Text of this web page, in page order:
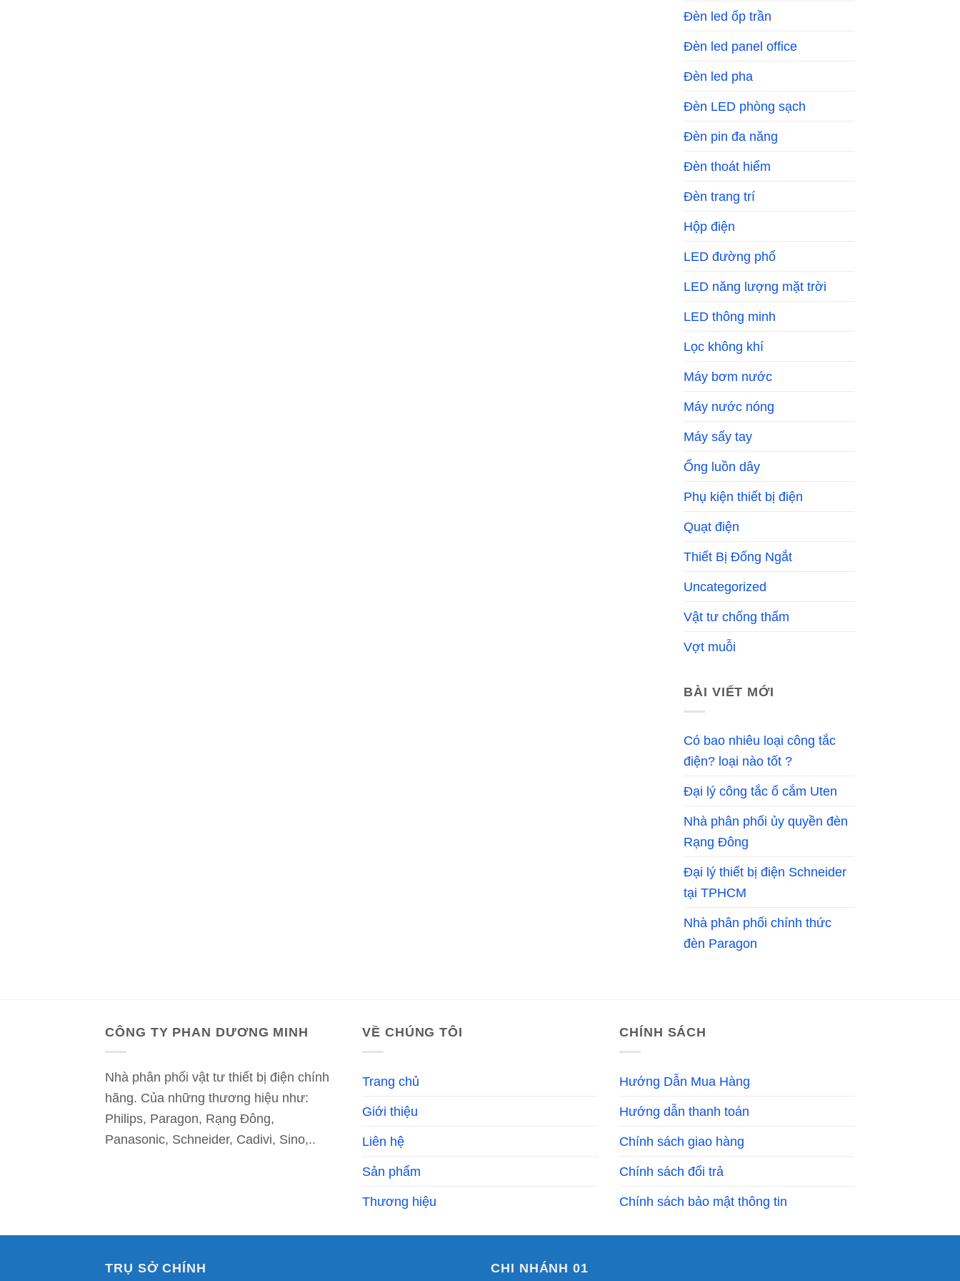
Đèn led ốp trần
Đèn led panel office
Đèn led pha
Đèn LED phòng sạch
Đèn pin đa năng
Đèn thoát hiểm
Đèn trang trí
Hộp điện
LED đường phố
LED năng lượng mặt trời
LED thông minh
Lọc không khí
Máy bơm nước
Máy nước nóng
Máy sấy tay
Ống luồn dây
Phụ kiện thiết bị điện
Quạt điện
Thiết Bị Đống Ngắt
Uncategorized
Vật tư chống thấm
Vợt muỗi
BÀI VIẾT MỚI
Có bao nhiêu loại công tắc
điện? loại nào tốt ?
Đại lý công tắc ổ cắm Uten
Nhà phân phối ủy quyền đèn
Rạng Đông
Đại lý thiết bị điện Schneider
tại TPHCM
Nhà phân phối chính thức
đèn Paragon
CÔNG TY PHAN DƯƠNG MINH
Nhà phân phối vật tư thiết bị điện chính
hãng. Của những thương hiệu như:
Philips, Paragon, Rạng Đông,
Panasonic, Schneider, Cadivi, Sino,..
VỀ CHÚNG TÔI
Trang chủ
Giới thiệu
Liên hệ
Sản phẩm
Thương hiệu
CHÍNH SÁCH
Hướng Dẫn Mua Hàng
Hướng dẫn thanh toán
Chính sách giao hàng
Chính sách đổi trả
Chính sách bảo mật thông tin
TRỤ SỞ CHÍNH CHI NHÁNH 01